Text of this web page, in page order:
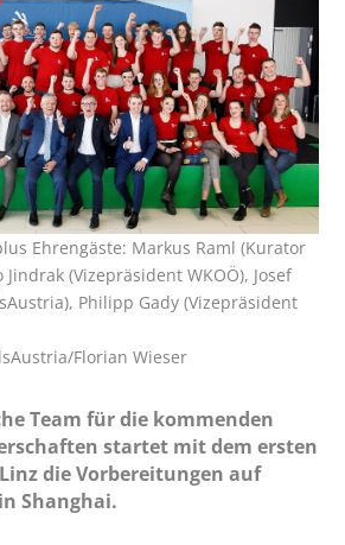
Ehrengäste: Markus Raml (Kurator
Jindrak (Vizepräsident WKOÖ), Josef
Philipp Gady (Vizepräsident
Florian Wieser
Team für die kommenden
startet mit dem ersten
die Vorbereitungen auf
Shanghai.